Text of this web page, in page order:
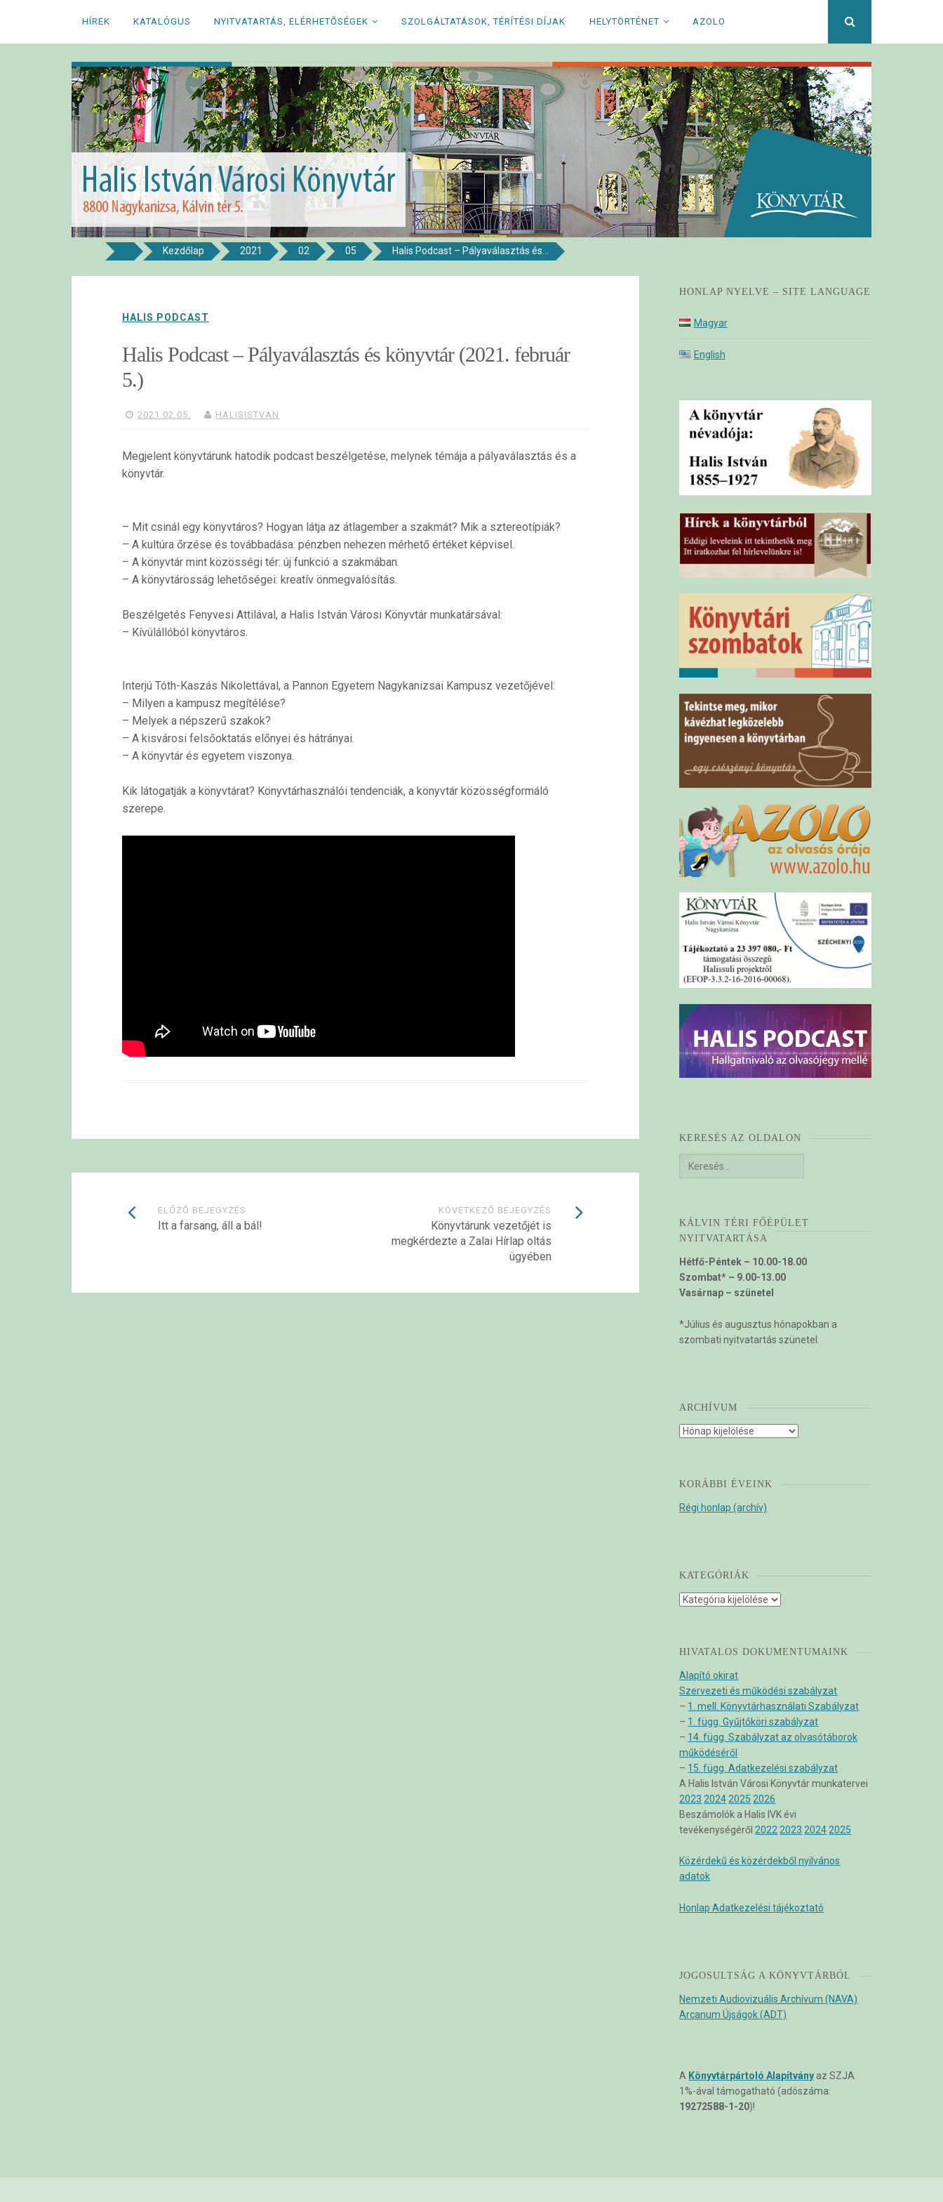
HÍREK KATALÓGUS NYITVATARTÁS, ELÉRHETŐSÉGEK SZOLGÁLTATÁSOK, TÉRÍTÉSI DÍJAK HELYTÖRTÉNET AZOLO
Halis István Városi Könyvtár
Kezdőlap 2021 02 05 Halis Podcast – Pályaválasztás és...
HALIS PODCAST
Halis Podcast – Pályaválasztás és könyvtár (2021. február
5.)
2021.02.05. HALISISTVAN
Megjelent könyvtárunk hatodik podcast beszélgetése, melynek témája a pályaválasztás és a
könyvtár.
– Mit csinál egy könyvtáros? Hogyan látja az átlagember a szakmát? Mik a sztereotípiák?
– A kultúra őrzése és továbbadása: pénzben nehezen mérhető értéket képvisel.
– A könyvtár mint közösségi tér: új funkció a szakmában.
– A könyvtárosság lehetőségei: kreatív önmegvalósítás.
Beszélgetés Fenyvesi Attilával, a Halis István Városi Könyvtár munkatársával:
– Kívülállóból könyvtáros.
Interjú Tóth-Kaszás Nikolettával, a Pannon Egyetem Nagykanizsai Kampusz vezetőjével:
– Milyen a kampusz megítélése?
– Melyek a népszerű szakok?
– A kisvárosi felsőoktatás előnyei és hátrányai.
– A könyvtár és egyetem viszonya.
Kik látogatják a könyvtárat? Könyvtárhasználói tendenciák, a könyvtár közösségformáló
szerepe.
Bejegyzések
ELŐZŐ BEJEGYZÉS
Itt a farsang, áll a bál!
KÖVETKEZŐ BEJEGYZÉS
Könyvtárunk vezetőjét is
megkérdezte a Zalai Hírlap oltás
ügyében
HONLAP NYELVE – SITE LANGUAGE
Magyar
English
KERESÉS AZ OLDALON
Keresés:
KÁLVIN TÉRI FŐÉPÜLET
NYITVATARTÁSA
Hétfő-Péntek – 10.00-18.00
Szombat* – 9.00-13.00
Vasárnap – szünetel
*Július és augusztus hónapokban a
szombati nyitvatartás szünetel.
ARCHÍVUM
Archívum
KORÁBBI ÉVEINK
Régi honlap (archív)
KATEGÓRIÁK
Kategóriák
HIVATALOS DOKUMENTUMAINK
Alapító okirat
Szervezeti és működési szabályzat
– 1. mell. Könyvtárhasználati Szabályzat
– 1. függ. Gyűjtőköri szabályzat
– 14. függ. Szabályzat az olvasótáborok
működéséről
– 15. függ. Adatkezelési szabályzat
A Halis István Városi Könyvtár munkatervei
2023 2024 2025 2026
Beszámolók a Halis IVK évi
tevékenységéről 2022 2023 2024 2025
Közérdekű és közérdekből nyilvános
adatok
Honlap Adatkezelési tájékoztató
JOGOSULTSÁG A KÖNYVTÁRBÓL
Nemzeti Audiovizuális Archívum (NAVA)
Arcanum Újságok (ADT)
A Könyvtárpártoló Alapítvány az SZJA
1%-ával támogatható (adószáma:
19272588-1-20)!